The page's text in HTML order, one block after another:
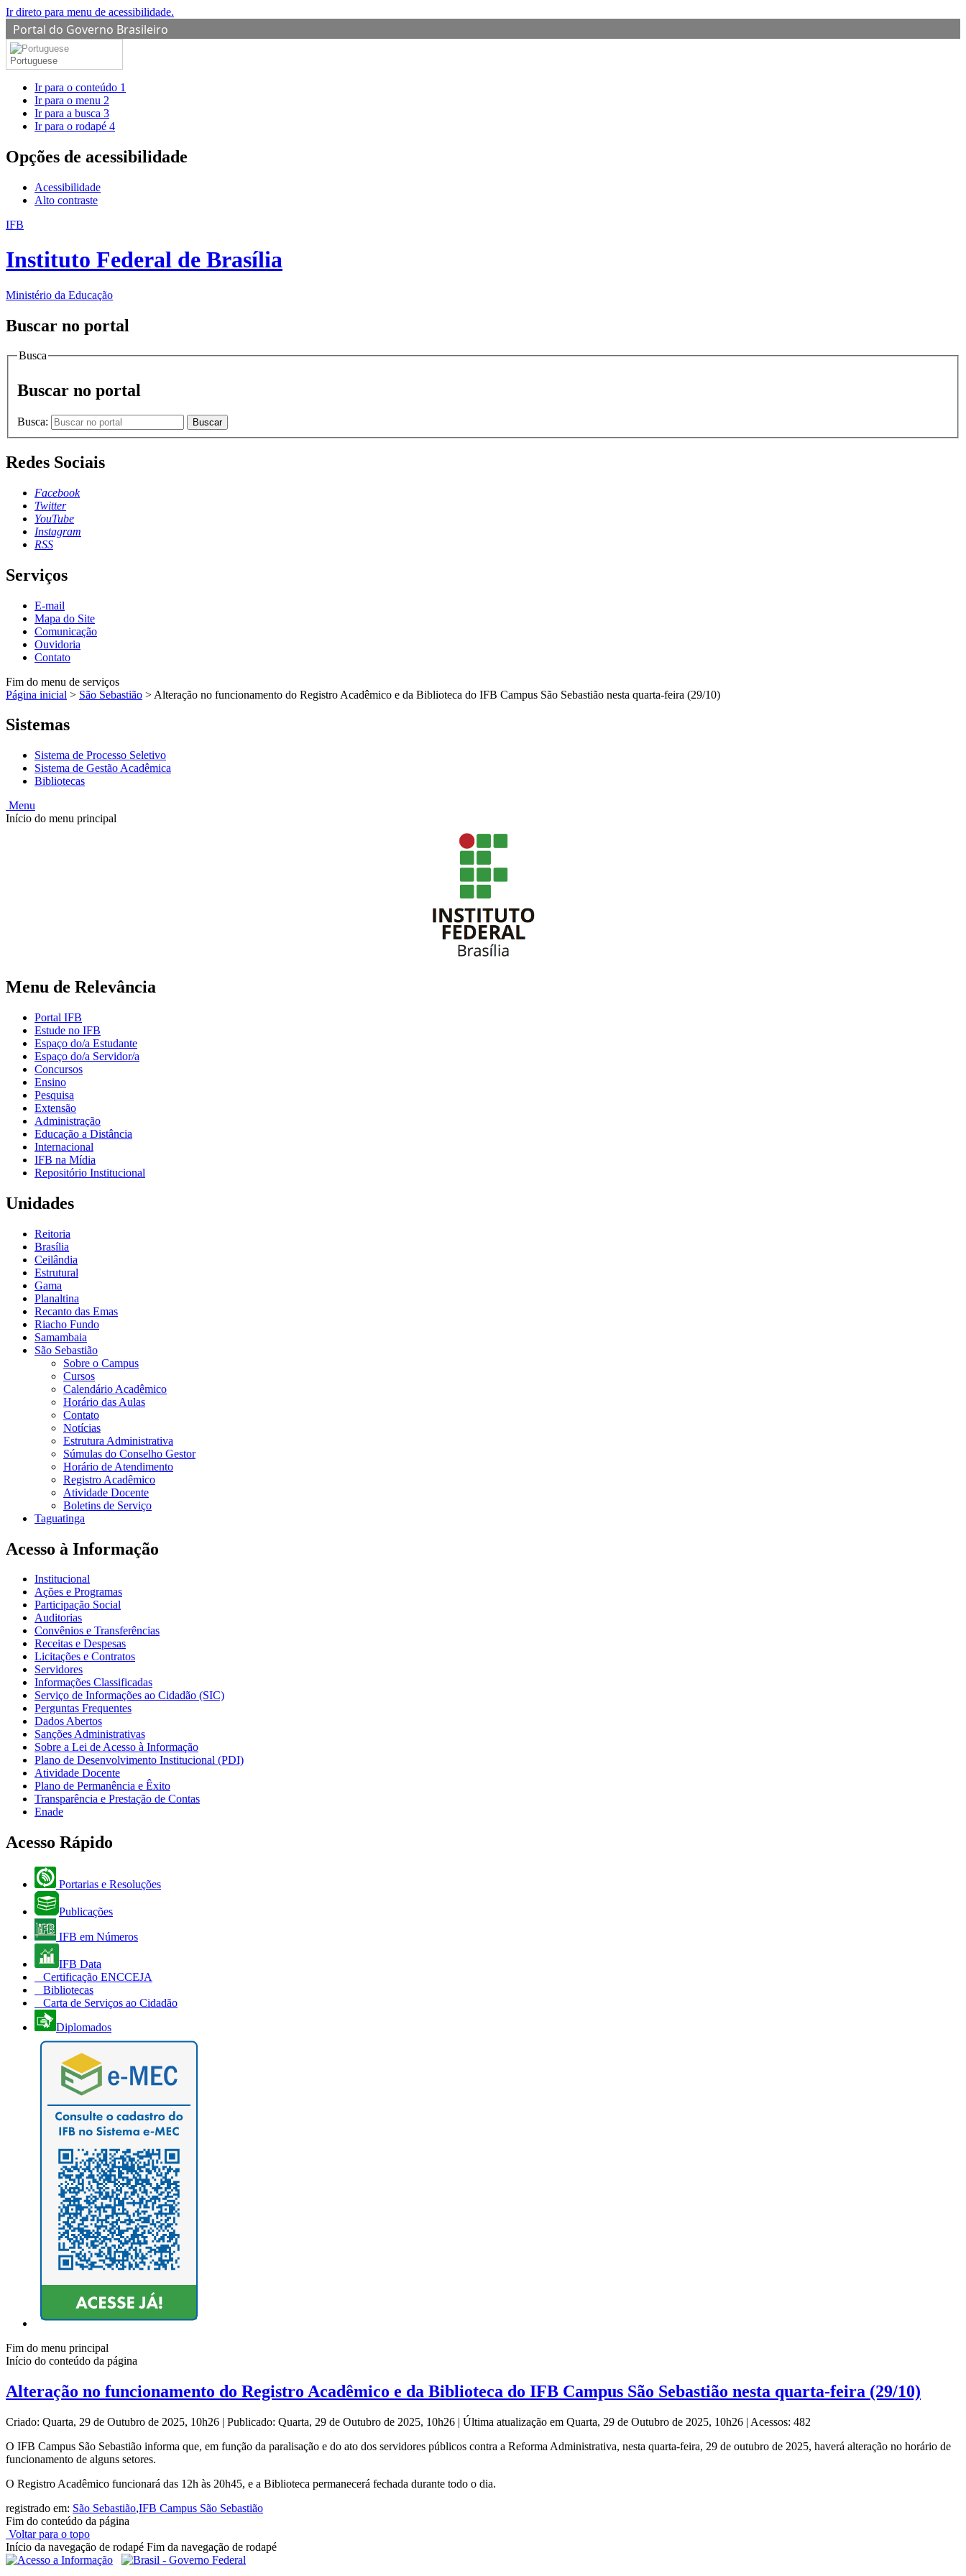
Ir direto para menu de acessibilidade.
Portal do Governo Brasileiro
Portuguese
Ir para o conteúdo 1
Ir para o menu 2
Ir para a busca 3
Ir para o rodapé 4
Opções de acessibilidade
Acessibilidade
Alto contraste
IFB
Instituto Federal de Brasília
Ministério da Educação
Buscar no portal
Busca
Buscar no portal
Busca: Buscar
Redes Sociais
Facebook
Twitter
YouTube
Instagram
RSS
Serviços
E-mail
Mapa do Site
Comunicação
Ouvidoria
Contato
Fim do menu de serviços
Página inicial > São Sebastião > Alteração no funcionamento do Registro Acadêmico e da Biblioteca do IFB Campus São Sebastião nesta quarta-feira (29/10)
Sistemas
Sistema de Processo Seletivo
Sistema de Gestão Acadêmica
Bibliotecas
Menu
Início do menu principal
Menu de Relevância
Portal IFB
Estude no IFB
Espaço do/a Estudante
Espaço do/a Servidor/a
Concursos
Ensino
Pesquisa
Extensão
Administração
Educação a Distância
Internacional
IFB na Mídia
Repositório Institucional
Unidades
Reitoria
Brasília
Ceilândia
Estrutural
Gama
Planaltina
Recanto das Emas
Riacho Fundo
Samambaia
São Sebastião
Sobre o Campus
Cursos
Calendário Acadêmico
Horário das Aulas
Contato
Notícias
Estrutura Administrativa
Súmulas do Conselho Gestor
Horário de Atendimento
Registro Acadêmico
Atividade Docente
Boletins de Serviço
Taguatinga
Acesso à Informação
Institucional
Ações e Programas
Participação Social
Auditorias
Convênios e Transferências
Receitas e Despesas
Licitações e Contratos
Servidores
Informações Classificadas
Serviço de Informações ao Cidadão (SIC)
Perguntas Frequentes
Dados Abertos
Sanções Administrativas
Sobre a Lei de Acesso à Informação
Plano de Desenvolvimento Institucional (PDI)
Atividade Docente
Plano de Permanência e Êxito
Transparência e Prestação de Contas
Enade
Acesso Rápido
Portarias e Resoluções
Publicações
IFB em Números
IFB Data
Certificação ENCCEJA
Bibliotecas
Carta de Serviços ao Cidadão
Diplomados
Fim do menu principal
Início do conteúdo da página
Alteração no funcionamento do Registro Acadêmico e da Biblioteca do IFB Campus São Sebastião nesta quarta-feira (29/10)
Criado: Quarta, 29 de Outubro de 2025, 10h26 | Publicado: Quarta, 29 de Outubro de 2025, 10h26 | Última atualização em Quarta, 29 de Outubro de 2025, 10h26 | Acessos: 482
O IFB Campus São Sebastião informa que, em função da paralisação e do ato dos servidores públicos contra a Reforma Administrativa, nesta quarta-feira, 29 de outubro de 2025, haverá alteração no horário de
funcionamento de alguns setores.
O Registro Acadêmico funcionará das 12h às 20h45, e a Biblioteca permanecerá fechada durante todo o dia.
registrado em: São Sebastião,IFB Campus São Sebastião
Fim do conteúdo da página
Voltar para o topo
Início da navegação de rodapé Fim da navegação de rodapé